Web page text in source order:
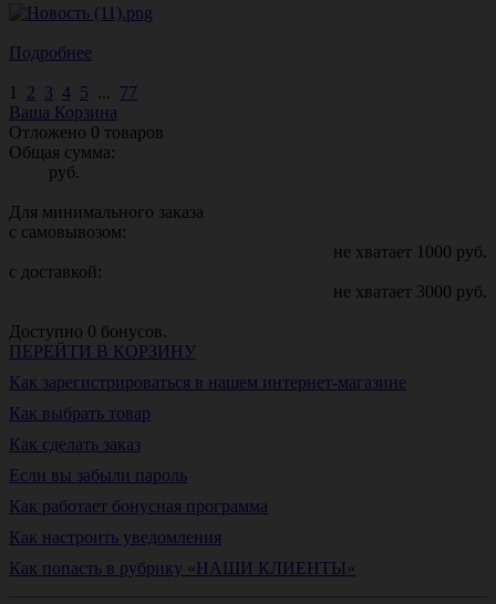
Подробнее
1 2 3 4 5 ... 77
Ваша Корзина
Отложено 0 товаров
Общая сумма:
руб.
Для минимального заказа
с самовывозом:
не хватает 1000 руб.
с доставкой:
не хватает 3000 руб.
Доступно 0 бонусов.
ПЕРЕЙТИ В КОРЗИНУ
Как зарегистрироваться в нашем интернет-магазине
Как выбрать товар
Как сделать заказ
Если вы забыли пароль
Как работает бонусная программа
Как настроить уведомления
Как попасть в рубрику «НАШИ КЛИЕНТЫ»